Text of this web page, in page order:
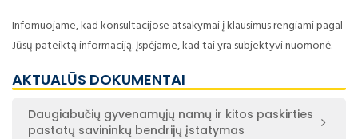
Infomuojame, kad konsultacijose atsakymai į klausimus rengiami pagal
Jūsų pateiktą informaciją. Įspėjame, kad tai yra subjektyvi nuomonė.
AKTUALŪS DOKUMENTAI
Daugiabučių gyvenamųjų namų ir kitos paskirties
pastatų savininkų bendrijų įstatymas